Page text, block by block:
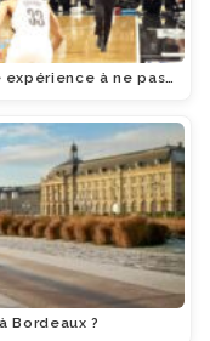
expérience à ne pas…
Bordeaux ?